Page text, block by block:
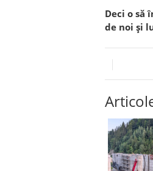
Deci o să
de noi și